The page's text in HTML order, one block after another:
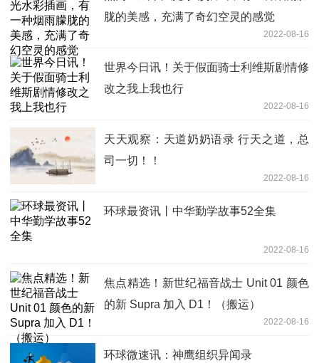
胧的美感，充满了奇幻空灵的感觉
2022-08-16
世界今日讯！关于假面骑士利维斯剧情修
改之我上我也行
2022-08-16
天天观察：天道奶奶语录 行天之道，总
司一切！！
2022-08-16
环球最资讯丨中华勤学故事52全集
2022-08-16
焦点精选！新世纪福音战士 Unit 01 颜色
的新 Supra 加入 D1！（搬运）
2022-08-16
环球微速讯：神鹰组织异闻录